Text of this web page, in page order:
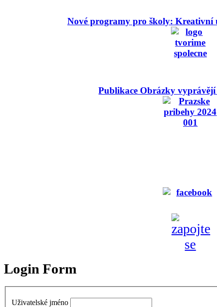
Nové programy pro školy: Kreativní
Publikace Obrázky
Login Form
Uživatelské jméno